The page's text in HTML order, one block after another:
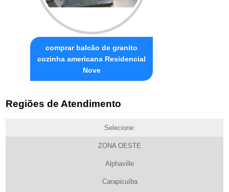
comprar balcão de granito
cozinha americana Residencial
Nove
Regiões de Atendimento
Selecione:
ZONA OESTE
Alphaville
Carapicuíba